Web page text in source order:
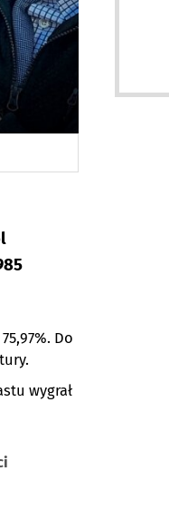
Do
wygrał